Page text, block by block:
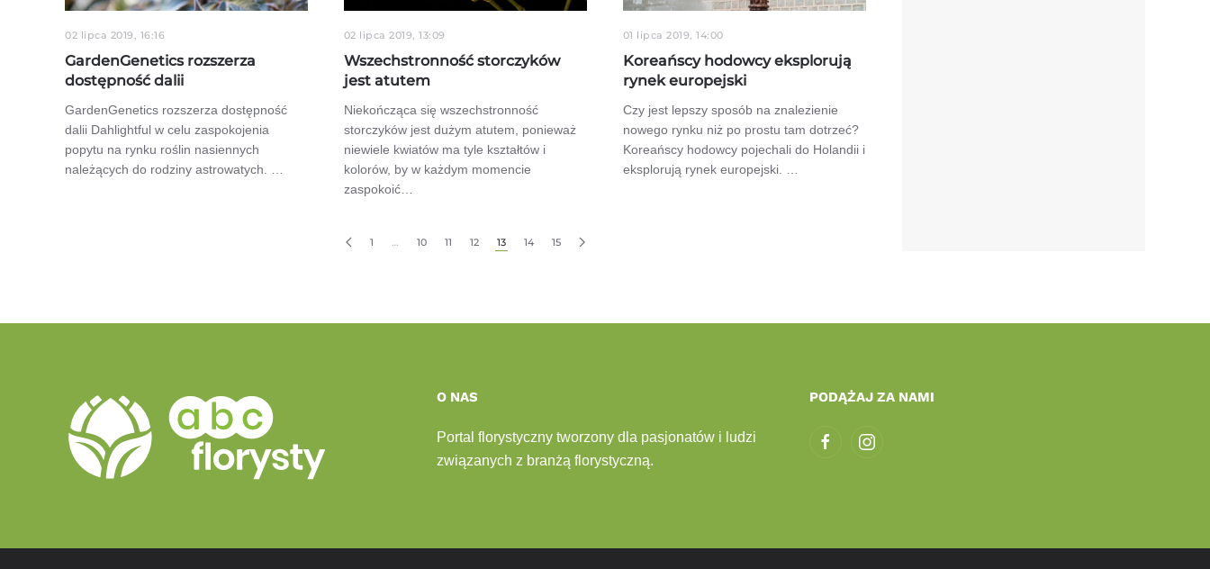
02 lipca 2019, 16:16
GardenGenetics rozszerza
dostępność dalii
GardenGenetics rozszerza dostępność
dalii Dahlightful w celu zaspokojenia
popytu na rynku roślin nasiennych
należących do rodziny astrowatych. …
02 lipca 2019, 13:09
Wszechstronność storczyków
jest atutem
Niekończąca się wszechstronność
storczyków jest dużym atutem, ponieważ
niewiele kwiatów ma tyle kształtów i
kolorów, by w każdym momencie
zaspokoić…
01 lipca 2019, 14:00
Koreańscy hodowcy eksplorują
rynek europejski
Czy jest lepszy sposób na znalezienie
nowego rynku niż po prostu tam dotrzeć?
Koreańscy hodowcy pojechali do Holandii i
eksplorują rynek europejski. …
1 10 11 12 13 14 15
O NAS
Portal florystyczny tworzony dla pasjonatów i ludzi
związanych z branżą florystyczną.
PODĄŻAJ ZA NAMI